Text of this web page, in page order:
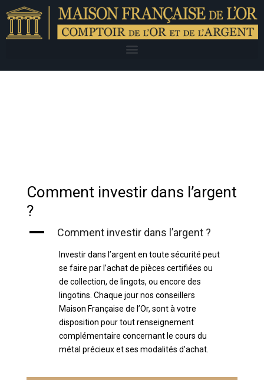
Comment investir dans l’argent
?
A Comment investir dans l’argent ?
Investir dans l’argent en toute sécurité peut
se faire par l’achat de pièces certifiées ou
de collection, de lingots, ou encore des
lingotins. Chaque jour nos conseillers
Maison Française de l’Or, sont à votre
disposition pour tout renseignement
complémentaire concernant le cours du
métal précieux et ses modalités d’achat.